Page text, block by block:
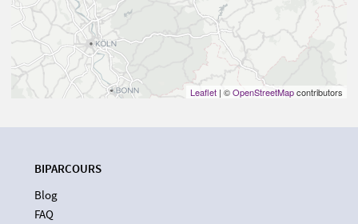
Leaflet | ©OpenStreetMapcontributors
BIPARCOURS
Blog
FAQ